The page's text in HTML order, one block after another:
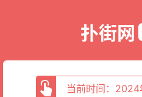
扑街网
当前时间：